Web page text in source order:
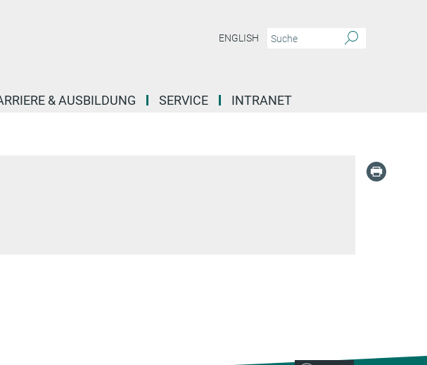
ENGLISH
& AUSBILDUNG SERVICE INTRANET